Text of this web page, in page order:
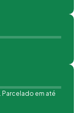
Parcelado em até